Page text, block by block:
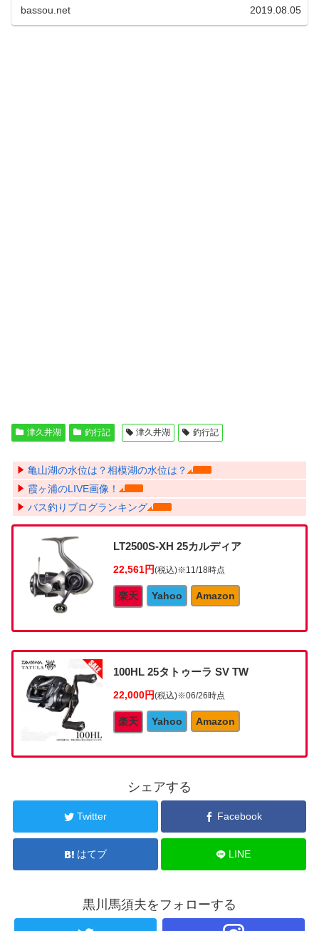
トをレンタル 今回ボートは相模湖の日相...
bassou.net 2019.08.05
津久井湖 釣行記 津久井湖 釣行記
亀山湖の水位は？相模湖の水位は？
霞ヶ浦のLIVE画像！
バス釣りブログランキング
LT2500S-XH 25カルディア
22,561円(税込)※11/18時点
楽天 Yahoo Amazon
100HL 25タトゥーラ SV TW
22,000円(税込)※06/26時点
楽天 Yahoo Amazon
シェアする
Twitter Facebook
はてブ LINE
黒川馬須夫をフォローする